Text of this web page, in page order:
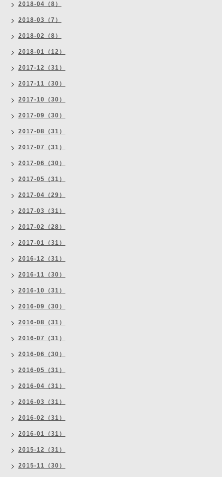
2018-04（8）
2018-03（7）
2018-02（8）
2018-01（12）
2017-12（31）
2017-11（30）
2017-10（30）
2017-09（30）
2017-08（31）
2017-07（31）
2017-06（30）
2017-05（31）
2017-04（29）
2017-03（31）
2017-02（28）
2017-01（31）
2016-12（31）
2016-11（30）
2016-10（31）
2016-09（30）
2016-08（31）
2016-07（31）
2016-06（30）
2016-05（31）
2016-04（31）
2016-03（31）
2016-02（31）
2016-01（31）
2015-12（31）
2015-11（30）